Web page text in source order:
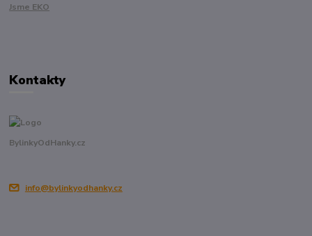
Jsme EKO
Kontakty
BylinkyOdHanky.cz
info@bylinkyodhanky.cz